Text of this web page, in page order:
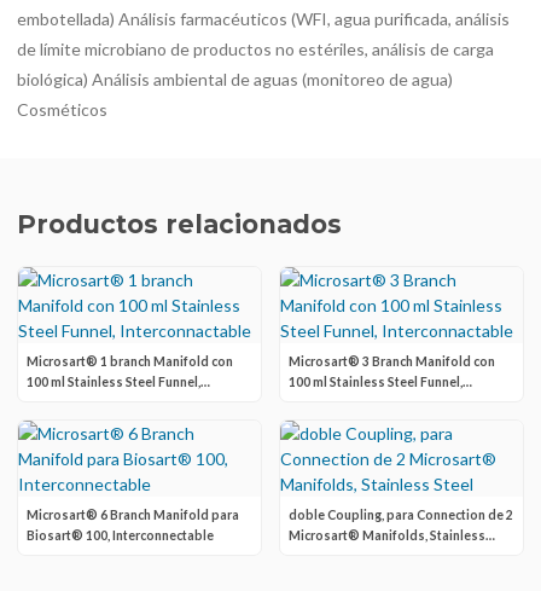
embotellada) Análisis farmacéuticos (WFI, agua purificada, análisis
de límite microbiano de productos no estériles, análisis de carga
biológica) Análisis ambiental de aguas (monitoreo de agua)
Cosméticos
Productos relacionados
Microsart® 1 branch Manifold con
100 ml Stainless Steel Funnel,
Microsart® 3 Branch Manifold con
100 ml Stainless Steel Funnel,
Microsart® 6 Branch Manifold para
Biosart® 100, Interconnectable
doble Coupling, para Connection de 2
Microsart® Manifolds, Stainless